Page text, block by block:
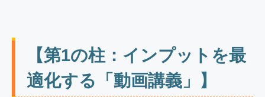
【第1の柱：インプットを最
適化する「動画講義」】